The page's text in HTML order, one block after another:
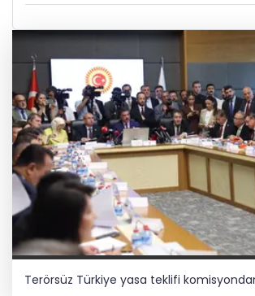
Terörsüz Türkiye yasa teklifi